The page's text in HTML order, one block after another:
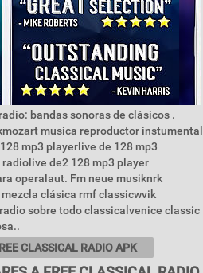
bandas sonoras de clásicos .
musica reproductor instumental
mp3 playerlive de 128 mp3
de2 128 mp3 player
operalaut. Fm neue musiknrk
clásica rmf classicwvik
sobre todo classicalvenice classic
CLASSICAL RADIO APK